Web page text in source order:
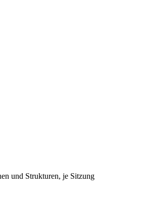
und Strukturen, je Sitzung